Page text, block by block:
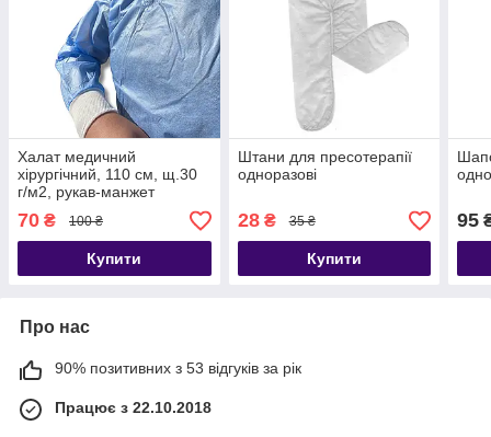
Халат медичний
хірургічний, 110 см, щ.30
г/м2, рукав-манжет
(одноразовий,
стерильний)
70 ₴ 100 ₴
Купити
Штани для пресотерапії
одноразові
28₴ 35 ₴
Купити
95
Про нас
90% позитивних з 53 відгуків за рік
Працює з 22.10.2018